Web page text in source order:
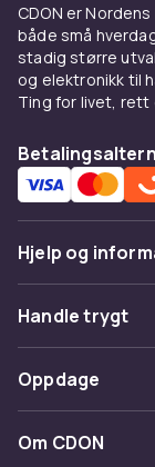
CDON er
både små
stadig større
og elektronikk til
Ting for livet, rett
Hjelp og
Vanlige
Spor pakke
Angre &
Kontakt oss
Handle trygt
Betaling
Levering
Oppdage
Kategorier
Om CDON